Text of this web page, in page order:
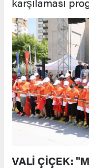
VALİ ÇİÇEK: